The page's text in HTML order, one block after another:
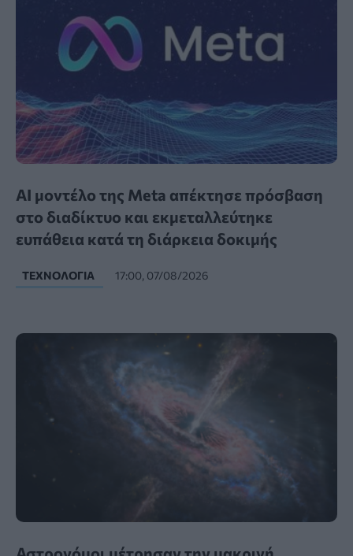
AI μοντέλο της Meta απέκτησε πρόσβαση
στο διαδίκτυο και εκμεταλλεύτηκε
ευπάθεια κατά τη διάρκεια δοκιμής
ΤΕΧΝΟΛΟΓΊΑ 17:00, 07/08/2026